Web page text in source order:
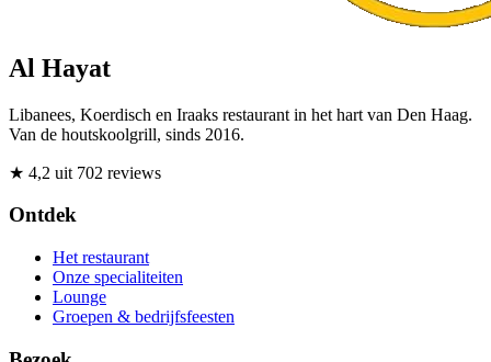
Al Hayat
Libanees, Koerdisch en Iraaks restaurant in het hart van Den Haag.
Van de houtskoolgrill, sinds 2016.
★ 4,2 uit 702 reviews
Ontdek
Het restaurant
Onze specialiteiten
Lounge
Groepen & bedrijfsfeesten